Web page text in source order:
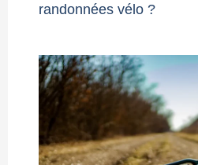
randonnées vélo ?